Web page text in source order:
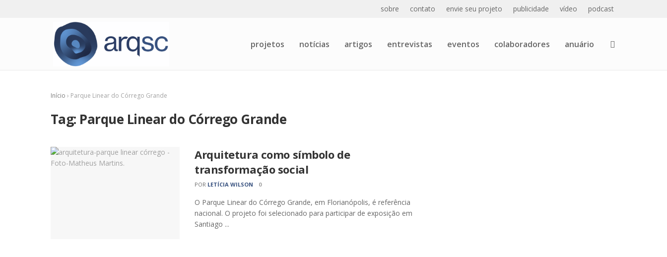
sobre contato envie seu projeto publicidade vídeo podcast
projetos notícias artigos entrevistas eventos colaboradores anuário
Início › Parque Linear do Córrego Grande
Tag: Parque Linear do Córrego Grande
Arquitetura como símbolo de
transformação social
POR LETÍCIA WILSON 0
O Parque Linear do Córrego Grande, em Florianópolis, é referência
nacional. O projeto foi selecionado para participar de exposição em
Santiago ...